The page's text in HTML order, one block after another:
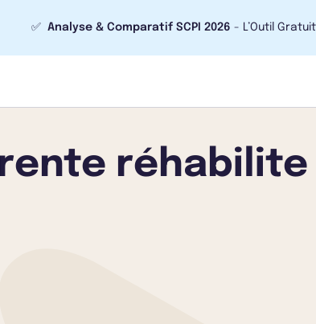
✅ Analyse & Comparatif SCPI 2026 - L’Outil